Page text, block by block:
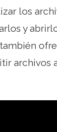
los
y
archivos